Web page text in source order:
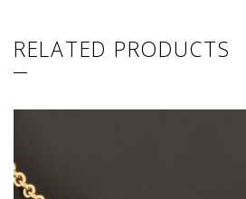
RELATED PRODUCTS